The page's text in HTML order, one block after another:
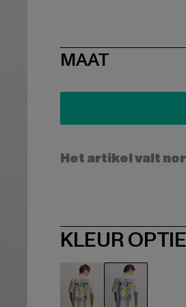
SIZE
MAAT
Het artikel valt
KLEUR